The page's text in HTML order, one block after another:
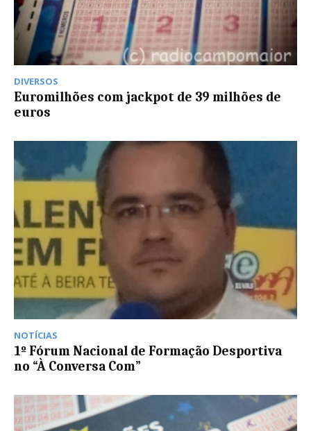
DIVERSOS
Euromilhões com jackpot de 39 milhões de
euros
NOTÍCIAS
1º Fórum Nacional de Formação Desportiva
no “À Conversa Com”